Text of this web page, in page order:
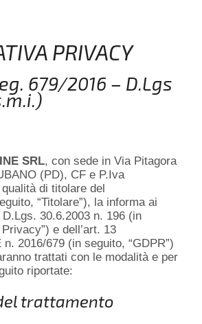
PRIVACY
679/2016 – D.Lgs
SRL, con sede in Via Pitagora
(PD), CF e P.Iva
di titolare del
“Titolare”), la informa ai
30.6.2003 n. 196 (in
e dell’art. 13
2016/679 (in seguito, “GDPR”)
trattati con le modalità e per
riportate:
trattamento